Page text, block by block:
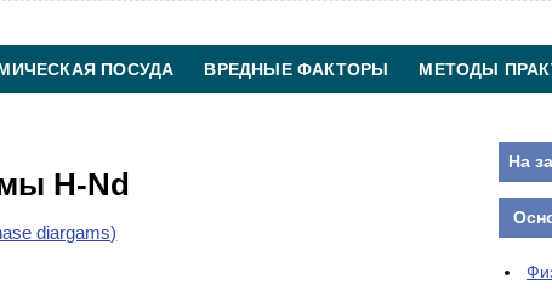
ПОСУДА ВРЕДНЫЕ ФАКТОРЫ МЕТОДЫ
H-Nd
diargams)
На